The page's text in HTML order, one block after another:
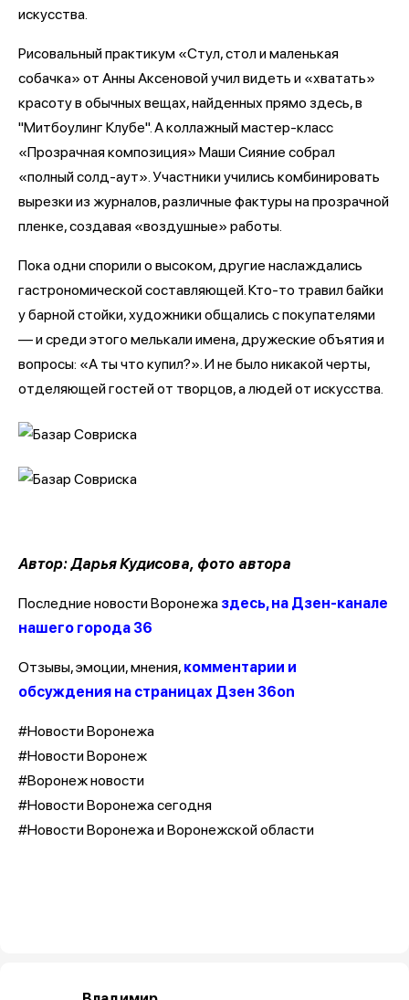
искусства.
Рисовальный практикум «Стул, стол и маленькая
собачка» от Анны Аксеновой учил видеть и «хватать»
красоту в обычных вещах, найденных прямо здесь, в
"Митбоулинг Клубе". А коллажный мастер-класс
«Прозрачная композиция» Маши Сияние собрал
«полный солд-аут». Участники учились комбинировать
вырезки из журналов, различные фактуры на прозрачной
пленке, создавая «воздушные» работы.
Пока одни спорили о высоком, другие наслаждались
гастрономической составляющей. Кто-то травил байки
у барной стойки, художники общались с покупателями
— и среди этого мелькали имена, дружеские объятия и
вопросы: «А ты что купил?». И не было никакой черты,
отделяющей гостей от творцов, а людей от искусства.
Автор: Дарья Кудисова, фото автора
Последние новости Воронежа здесь, на Дзен-канале
нашего города 36
Отзывы, эмоции, мнения, комментарии и
обсуждения на страницах Дзен 36on
#Новости Воронежа
#Новости Воронеж
#Воронеж новости
#Новости Воронежа сегодня
#Новости Воронежа и Воронежской области